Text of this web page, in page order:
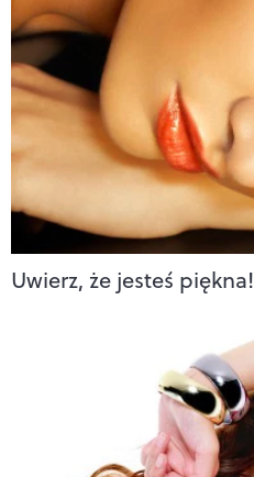
Uwierz, że jesteś piękna!